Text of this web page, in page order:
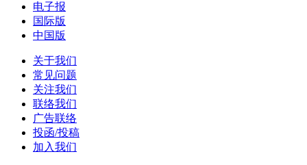
电子报
国际版
中国版
关于我们
常见问题
关注我们
联络我们
广告联络
投函/投稿
加入我们